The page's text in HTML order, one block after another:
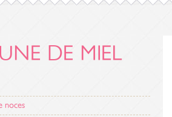
DE MIEL
noces